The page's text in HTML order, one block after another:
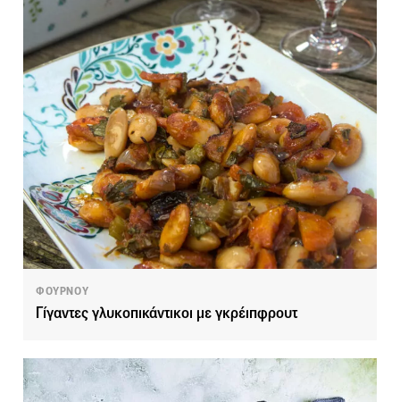
ΦΟΥΡΝΟΥ
Γίγαντες γλυκοπικάντικοι με γκρέιπφρουτ